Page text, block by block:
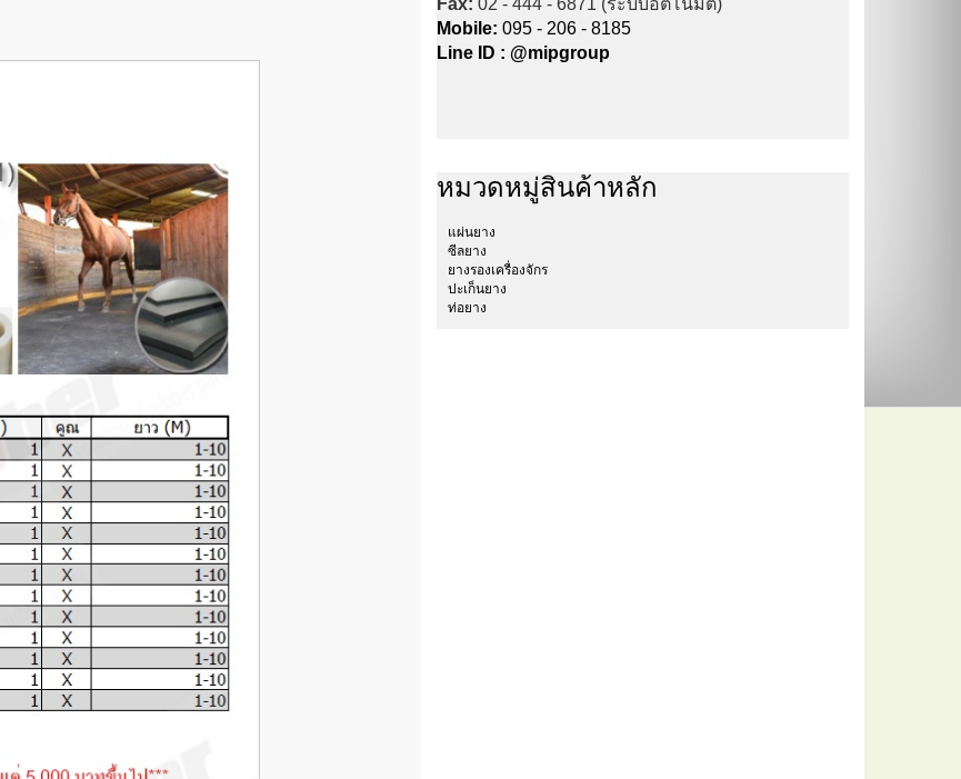
Fax: 02 - 444 - 6871 (ระบบอัตโนมัติ)
Mobile: 095 - 206 - 8185
Line ID : @mipgroup
หมวดหมู่สินค้าหลัก
แผ่นยาง
ซีลยาง
ยางรองเครื่องจักร
ปะเก็นยาง
ท่อยาง